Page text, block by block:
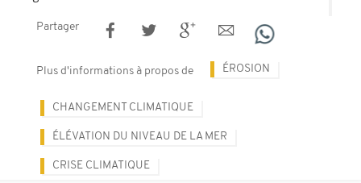
Partager
Plus d'informations à propos de ÉROSION
CHANGEMENT CLIMATIQUE
ÉLÉVATION DU NIVEAU DE LA MER
CRISE CLIMATIQUE